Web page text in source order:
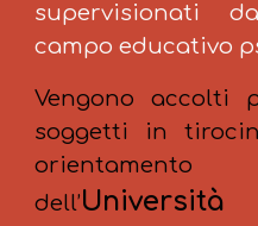
supervisionati
campo educativo
Vengono accolti
soggetti in
dell’Università